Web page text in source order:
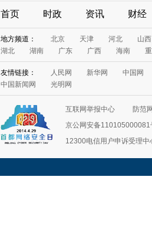
首页 时政 资讯 财经
地方频道： 北京 天津 河北
山西
湖北
湖南 广东 广西 海南
友情链接： 人民网 新华网
中国网
中国新闻网
光明网
互联网举报中心
防范
京公网安备110105000081
12300电信用户申诉受理中